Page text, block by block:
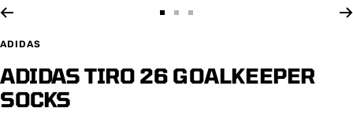
gehengehengehen
ADIDAS
ADIDAS TIRO 26 GOALKEEPER
SOCKS